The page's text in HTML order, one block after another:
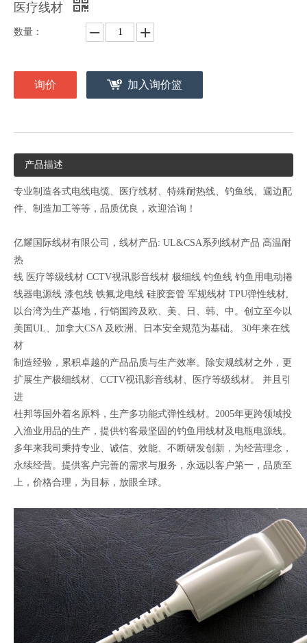
医疗线材
数量：
询价 加入询价篮
产品描述
专业制造各式电线电缆、医疗线材、特殊耐热线、钓鱼线、週边配
件、制造加工等等，品质优良，欢迎洽询！
亿耀国际线材有限公司，线材产品: UL&CSA系列线材产品 高温耐
热
线 医疗等级线材 CCTV视讯影音线材 极细线 钓鱼线 钓鱼用电动捲
线器电源线 漆包线 铁氟龙电线 硅胶套管 军规线材 TPU弹性线材,
以台湾为生产基地，行销国跨及欧、美、日、韩、中。创立至今以
美国UL、加拿大CSA 及欧洲、日本安全规范为基础。 30年来在线
材
制造经验，累积卓越的产品品质与生产效率。除安规线材之外，更
扩展生产极细线材、CCTV视讯影音线材、医疗等级线材。 并且引
进
杜邦等国外着名原料，生产多功能式弹性线材。2005年更跨领域投
入渔业用品的生产，提供钓客最坚固的钓鱼用线材及电瓶电源线。
多年来我司秉持专业、诚信、效能、不断研发创新，为经营理念，
永续经营。提供客户完善的需求与服务，永远以客户第一，品质至
上，价格合理，为目标，放眼全球。